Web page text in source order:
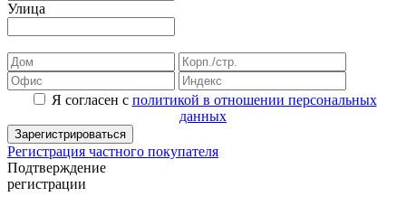
Улица
Я согласен с политикой в отношении персональных
данных
Зарегистрироваться
Регистрация частного покупателя
Подтверждение
регистрации